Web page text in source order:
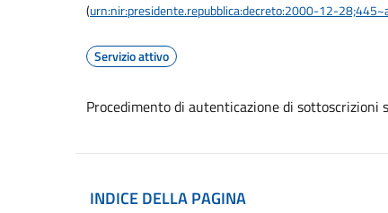
(urn:nir:presidente.repubblica:decreto:2000-12-
Servizio attivo
Procedimento di autenticazione di
INDICE DELLA PAGINA